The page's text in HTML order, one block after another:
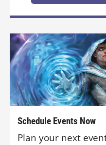
Schedule Events Now
Plan your next